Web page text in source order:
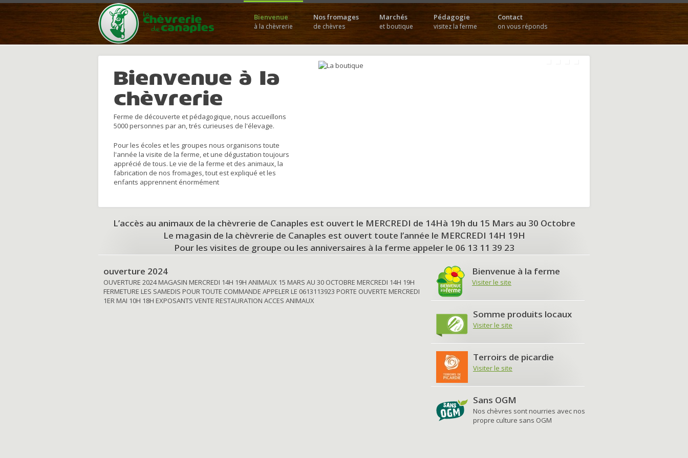
Bienvenue
à la chèvrerie
Nos fromages
de chèvres
Marchés
et boutique
Pédagogie
visitez la ferme
Contact
on vous réponds
Bienvenue à la
chèvrerie
Ferme de découverte et pédagogique, nous accueillons
5000 personnes par an, trés curieuses de l'élevage.
Pour les écoles et les groupes nous organisons toute
l'année la visite de la ferme, et une dégustation toujours
apprécié de tous. Le vie de la ferme et des animaux, la
fabrication de nos fromages, tout est expliqué et les
enfants apprennent énormément
L’accès au animaux de la chèvrerie de Canaples est ouvert le MERCREDI de 14Hà 19h du 15 Mars au 30 Octobre
Le magasin de la chèvrerie de Canaples est ouvert toute l’année le MERCREDI 14H 19H
Pour les visites de groupe ou les anniversaires à la ferme appeler le 06 13 11 39 23
ouverture 2024
OUVERTURE 2024 MAGASIN MERCREDI 14H 19H ANIMAUX 15 MARS AU 30 OCTOBRE MERCREDI 14H 19H
FERMETURE LES SAMEDIS POUR TOUTE COMMANDE APPELER LE 0613113923 PORTE OUVERTE MERCREDI
1ER MAI 10H 18H EXPOSANTS VENTE RESTAURATION ACCES ANIMAUX
Bienvenue à la ferme
Visiter le site
Somme produits locaux
Visiter le site
Terroirs de picardie
Visiter le site
Sans OGM
Nos chèvres sont nourries avec nos
propre culture sans OGM